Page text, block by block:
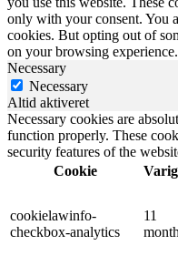
only with your consent. You
cookies. But opting out of
on your browsing experience.
Necessary
Necessary
Altid aktiveret
Necessary cookies are
function properly. These
security features of the
Cookie
cookielawinfo-
checkbox-analytics
11